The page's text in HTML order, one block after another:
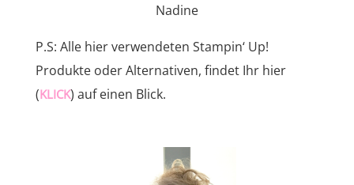
Nadine
P.S: Alle hier verwendeten Stampin‘ Up!
Produkte oder Alternativen, findet Ihr hier
(KLICK) auf einen Blick.